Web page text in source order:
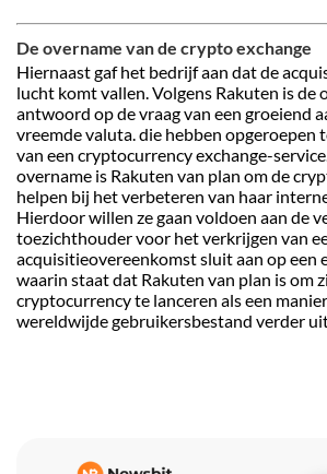
De overname van de crypto exchange
Hiernaast gaf het bedrijf aan dat de
lucht komt vallen. Volgens Rakuten is de
antwoord op de vraag van een groeiend
vreemde valuta. die hebben opgeroepen
van een cryptocurrency exchange-
overname is Rakuten van plan om de
helpen bij het verbeteren van haar
Hierdoor willen ze gaan voldoen aan de
toezichthouder voor het verkrijgen van
acquisitieovereenkomst sluit aan op een
waarin staat dat Rakuten van plan is om
cryptocurrency te lanceren als een
wereldwijde gebruikersbestand verder